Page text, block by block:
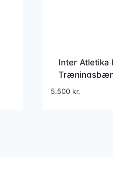
Inter Atletika
bænk sort
5.500 kr.